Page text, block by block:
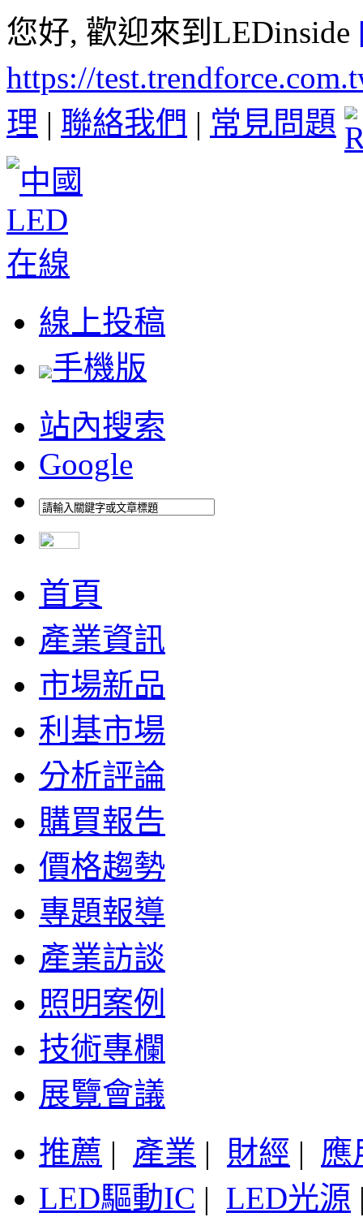
您好, 歡迎來到LEDinside
https://
理 | 聯絡我們 | 常見問題
線上投稿
手機版
站內搜索
Google
首頁
產業資訊
市場新品
利基市場
分析評論
購買報告
價格趨勢
專題報導
產業訪談
照明案例
技術專欄
展覽會議
推薦 | 產業 | 財經 | 應
LED驅動IC | LED光源